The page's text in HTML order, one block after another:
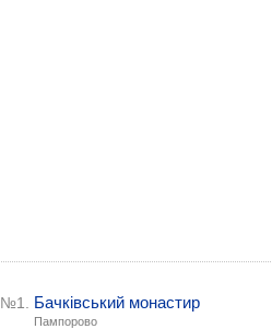
№1. Бачківський монастир
Пампорово